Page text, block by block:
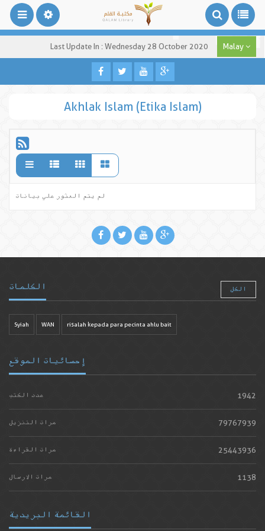
Last Update In : Wednesday 28 October 2020 Malay
Akhlak Islam (Etika Islam)
لم يتم العثور علي بيانات
الكلمات الكل
Syiah WAN risalah kepada para pecinta ahlu bait
إحصائيات الموقع
عدد الكتب 1942
مرات التنزيل 79767939
مرات القراءة 25443936
مرات الارسال 1138
القائمة البريدية